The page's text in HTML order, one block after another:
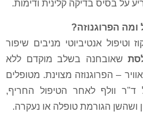
קלינית ודימות.
מניבים שיפור
בשלב מוקדם ללא
מצוינת. מטופלים
הטיפול החריף,
טופלה או נעקרה.